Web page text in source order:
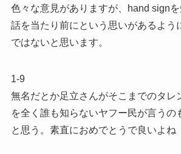
色々な意見がありますが、hand sign
話を当たり前にという思いがあるよう
ではないと思います。
1-9
無名だとか足立さんがそこまでのタレ
を全く誰も知らないヤフー民が言う
と思う。素直におめでとうで良いよね